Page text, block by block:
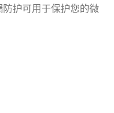
护可用于保护您的微